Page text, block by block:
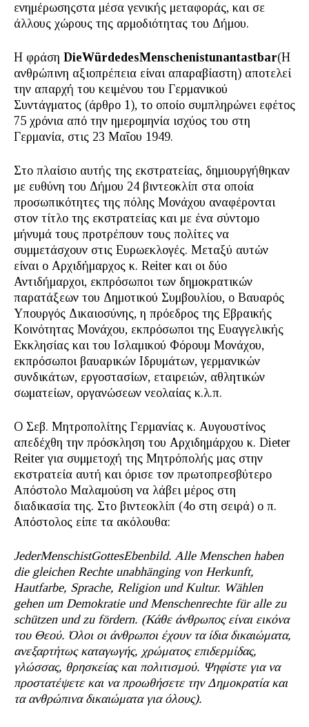
ενημέρωσηςστα μέσα γενικής μεταφοράς, και σε
άλλους χώρους της αρμοδιότητας του Δήμου.
Η φράση DieWürdedesMenschenistunantastbar(Η
ανθρώπινη αξιοπρέπεια είναι απαραβίαστη) αποτελεί
την απαρχή του κειμένου του Γερμανικού
Συντάγματος (άρθρο 1), το οποίο συμπληρώνει εφέτος
75 χρόνια από την ημερομηνία ισχύος του στη
Γερμανία, στις 23 Μαΐου 1949.
Στο πλαίσιο αυτής της εκστρατείας, δημιουργήθηκαν
με ευθύνη του Δήμου 24 βιντεοκλίπ στα οποία
προσωπικότητες της πόλης Μονάχου αναφέρονται
στον τίτλο της εκστρατείας και με ένα σύντομο
μήνυμά τους προτρέπουν τους πολίτες να
συμμετάσχουν στις Ευρωεκλογές. Μεταξύ αυτών
είναι ο Αρχιδήμαρχος κ. Reiter και οι δύο
Αντιδήμαρχοι, εκπρόσωποι των δημοκρατικών
παρατάξεων του Δημοτικού Συμβουλίου, ο Βαυαρός
Υπουργός Δικαιοσύνης, η πρόεδρος της Εβραικής
Κοινότητας Μονάχου, εκπρόσωποι της Ευαγγελικής
Εκκλησίας και του Ισλαμικού Φόρουμ Μονάχου,
εκπρόσωποι βαυαρικών Ιδρυμάτων, γερμανικών
συνδικάτων, εργοστασίων, εταιρειών, αθλητικών
σωματείων, οργανώσεων νεολαίας κ.λ.π.
Ο Σεβ. Μητροπολίτης Γερμανίας κ. Αυγουστίνος
απεδέχθη την πρόσκληση του Αρχιδημάρχου κ. Dieter
Reiter για συμμετοχή της Μητρόπολής μας στην
εκστρατεία αυτή και όρισε τον πρωτοπρεσβύτερο
Απόστολο Μαλαμούση να λάβει μέρος στη
διαδικασία της. Στο βιντεοκλίπ (4ο στη σειρά) ο π.
Απόστολος είπε τα ακόλουθα:
JederMenschistGottesEbenbild. Alle Menschen haben
die gleichen Rechte unabhänging von Herkunft,
Hautfarbe, Sprache, Religion und Kultur. Wählen
gehen um Demokratie und Menschenrechte für alle zu
schützen und zu fördern. (Κάθε άνθρωπος είναι εικόνα
του Θεού. Όλοι οι άνθρωποι έχουν τα ίδια δικαιώματα,
ανεξαρτήτως καταγωγής, χρώματος επιδερμίδας,
γλώσσας, θρησκείας και πολιτισμού. Ψηφίστε για να
προστατέψετε και να προωθήσετε την Δημοκρατία και
τα ανθρώπινα δικαιώματα για όλους).